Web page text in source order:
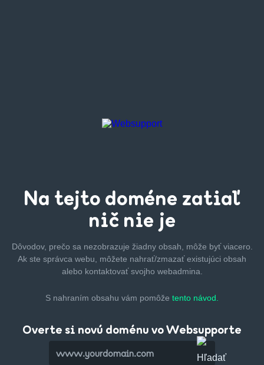
Na tejto doméne zatiaľ
nič nie je
Dôvodov, prečo sa nezobrazuje žiadny obsah, môže byťviacero.
Ak ste správca webu, môžete nahrať/zmazaťexistujúci obsah
alebo kontaktovať svojho webadmina.
S nahraním obsahu vám pomôže tento návod.
Overte si novú doménu vo Websupporte